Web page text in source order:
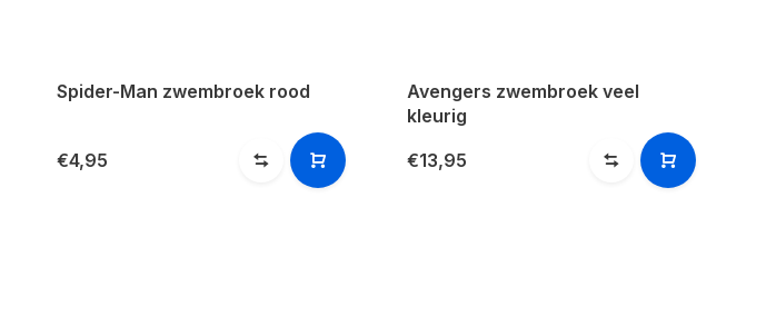
Spider-Man zwembroek rood
€4,95
Avengers zwembroek veel
kleurig
€13,95